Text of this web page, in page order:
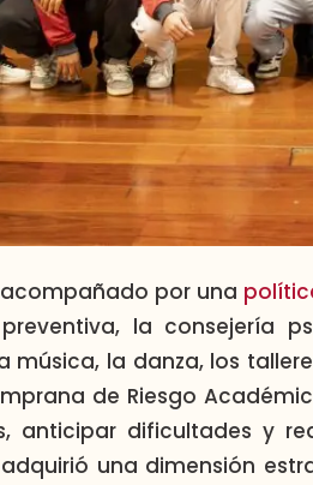
por una
la consejería
música, la danza, los
de Riesgo
anticipar dificultades y
una dimensión